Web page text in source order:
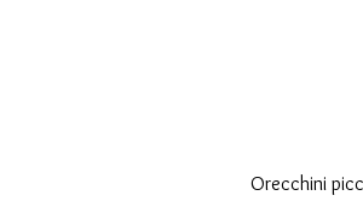
Orecchini